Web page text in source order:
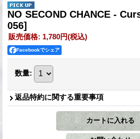
NO SECOND CHANCE -
056]
販売価格: 1,780円(税込)
Facebookでシェア
数量:
返品特約に関する重要事項